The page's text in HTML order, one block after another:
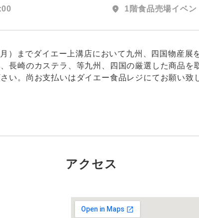
location_on 1階食品売場イベン
）までダイエー上溝店において九州、四国物産展
長崎のカステラ、等九州、四国の厳選した商品を
い。尚お支払いはダイエー食品レジにてお願い致
アクセス